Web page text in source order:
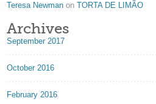
Teresa Newman onTORTA DE LIMÃO
Archives
September 2017
October 2016
February 2016